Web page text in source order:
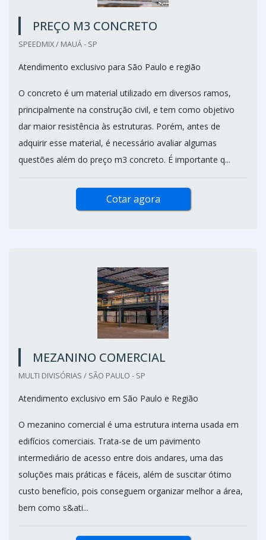
PREÇO M3 CONCRETO
SPEEDMIX / MAUÁ - SP
Atendimento exclusivo para São Paulo e região
O concreto é um material utilizado em diversos ramos,
principalmente na construção civil, e tem como objetivo
dar maior resistência às estruturas. Porém, antes de
adquirir esse material, é necessário avaliar algumas
questões além do preço m3 concreto. É importante q...
Cotar agora
MEZANINO COMERCIAL
MULTI DIVISÓRIAS / SÃO PAULO - SP
Atendimento exclusivo em São Paulo e Região
O mezanino comercial é uma estrutura interna usada em
edifícios comerciais. Trata-se de um pavimento
intermediário de acesso entre dois andares, uma das
soluções mais práticas e fáceis, além de suscitar ótimo
custo benefício, pois conseguem organizar melhor a área,
bem como s&ati...